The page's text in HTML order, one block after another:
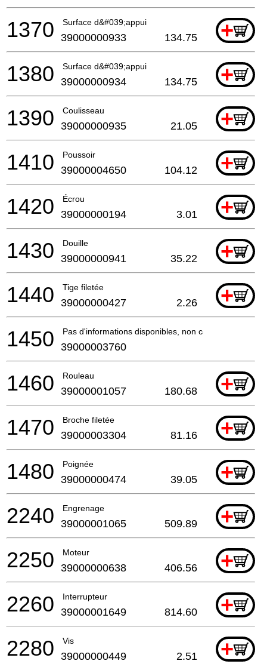
Surface d&#039;appui +
1370 39000000933 134.75
Surface d&#039;appui +
1380 39000000934 134.75
Coulisseau +
1390 39000000935 21.05
Poussoir +
1410 39000004650 104.12
Écrou +
1420 39000000194 3.01
Douille +
1430 39000000941 35.22
Tige filetée +
1440 39000000427 2.26
Pas d'informations disponibles, non commandable
1450 39000003760
Rouleau +
1460 39000001057 180.68
Broche filetée +
1470 39000003304 81.16
Poignée +
1480 39000000474 39.05
Engrenage +
2240 39000001065 509.89
Moteur +
2250 39000000638 406.56
Interrupteur +
2260 39000001649 814.60
Vis +
2280 39000000449 2.51